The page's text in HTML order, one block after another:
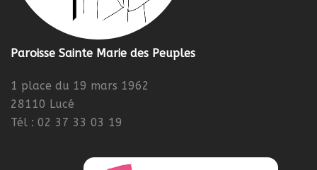
Paroisse Sainte Marie des Peuples
1 place du 19 mars 1962
28110 Lucé
Tél : 02 37 33 03 19